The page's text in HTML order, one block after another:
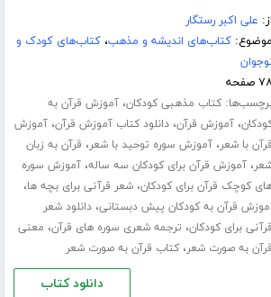
از: علی اکبر رستگار
موضوع:کتاب‌های اندیشه و مذهب،کتاب‌های کودک و
صفحه
کتاب مذهبی کودکان،آموزش قرآن به
،آموزش قرآن،دانلود کتاب آموزش قرآن،آموزش
قرآن با شعر،آموزش سوره توحید با شعر، قرآن به زبان
،آموزش قرآن برای کودکان سه ساله،آموزش سوره
کوچک قرآن برای کودکان،شعر قرآنی برای بچه ها،
اموزش قرآن به کودکان پیش دبستانی،دانلود شعر
قرآنی برای کودکان، ترجمه شعری سوره های قرآن، معنی
قرآن به صورت شعر،کتاب قرآن به صورت شعر
دانلود کتاب